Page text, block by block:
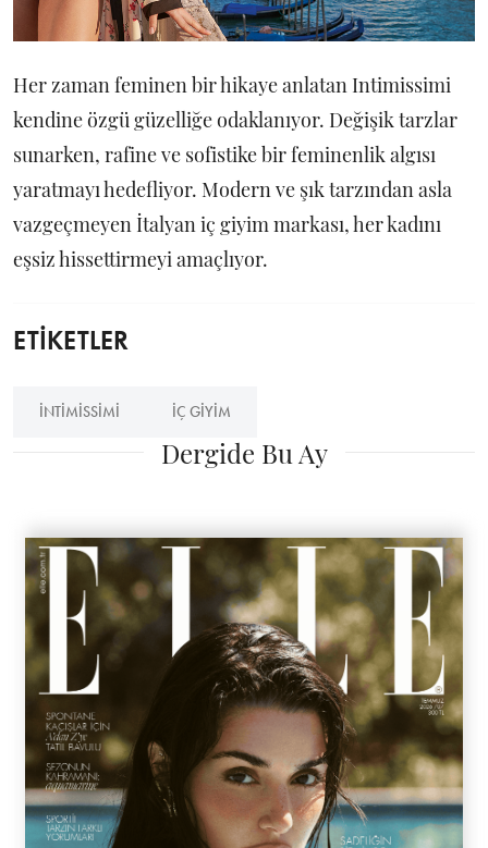
Her zaman feminen bir hikaye anlatan Intimissimi
kendine özgü güzelliğe odaklanıyor. Değişik tarzlar
sunarken, rafine ve sofistike bir feminenlik algısı
yaratmayı hedefliyor. Modern ve şık tarzından asla
vazgeçmeyen İtalyan iç giyim markası, her kadını
eşsiz hissettirmeyi amaçlıyor.
ETİKETLER
INTIMISSIMI IÇ GIYIM
Dergide Bu Ay